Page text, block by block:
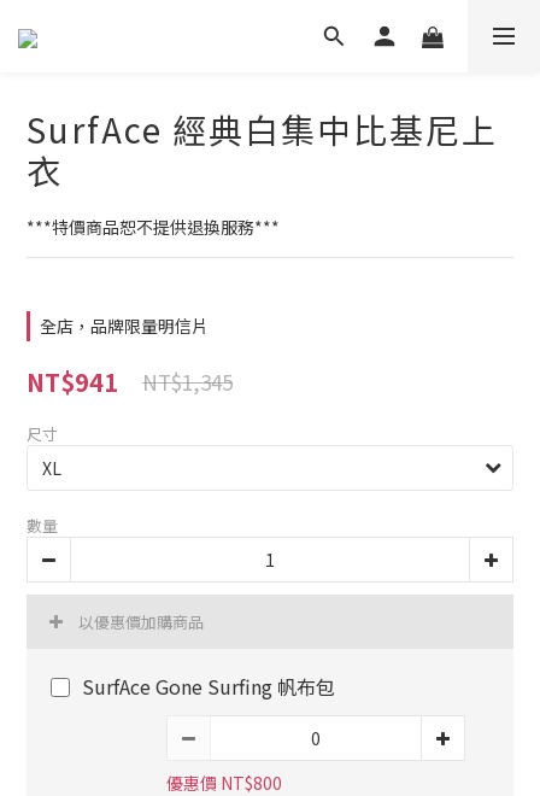
SurfAce 經典白集中比基尼上
衣
***特價商品恕不提供退換服務***
全店，品牌限量明信片
NT$941 NT$1,345
尺寸
數量
以優惠價加購商品
SurfAce Gone Surfing 帆布包
優惠價 NT$800